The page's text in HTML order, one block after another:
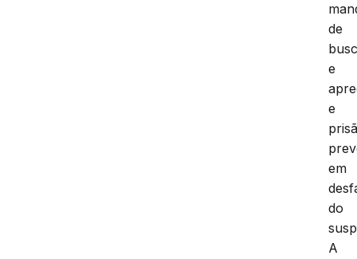
de
e
e
em
do
A